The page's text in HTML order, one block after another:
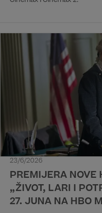
23/6/2026
PREMIJERA NOVE
„ŽIVOT, LARI I
27. JUNA NA HBO